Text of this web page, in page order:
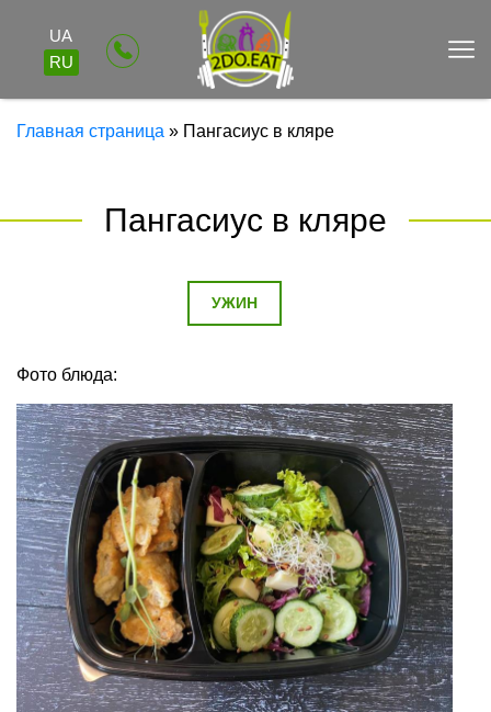
UA
RU
Главная страница » Пангасиус в кляре
Пангасиус в кляре
УЖИН
Фото блюда: